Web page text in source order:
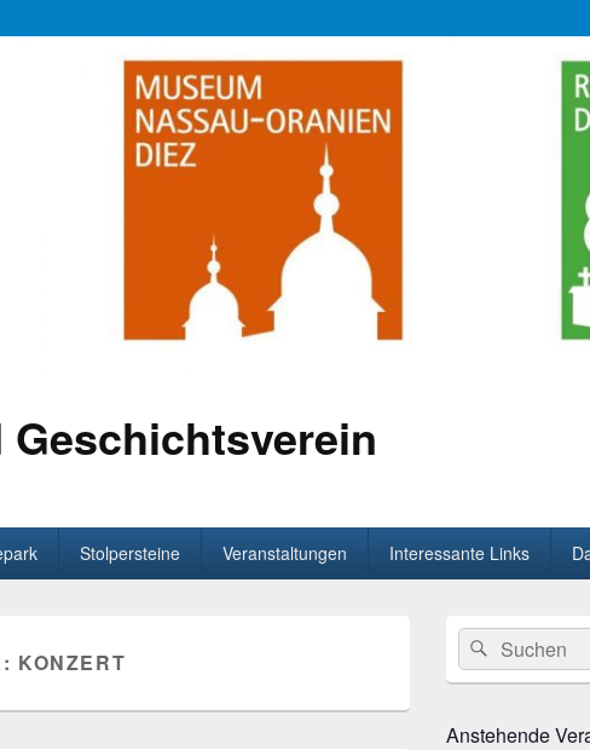
Stolpersteine Veranstaltungen Interessante Links
KONZERT
Primärer
Seitenleisten
Widget-
Bereich
Suche
nach:
Suchen
Anstehende